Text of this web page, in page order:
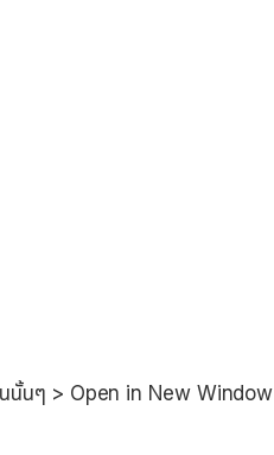
นนั้นๆ > Open in New Window